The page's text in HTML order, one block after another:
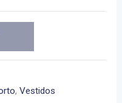
,Vestidos